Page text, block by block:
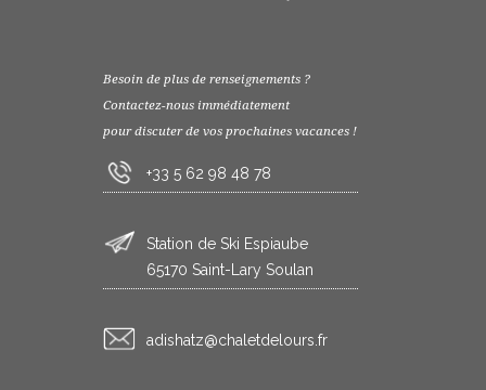
Besoin de plus de renseignements ?
Contactez-nous immédiatement
pour discuter de vos prochaines vacances !
+33 5 62 98 48 78
Station de Ski Espiaube
65170 Saint-Lary Soulan
rf.sruoledtelahc@ztahsida